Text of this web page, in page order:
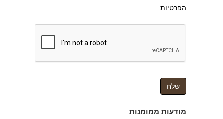
הפרטיות
מודעות ממומנות
צהרון בקרית אונו